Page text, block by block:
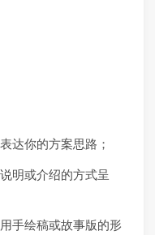
达你的方案思路；
明或介绍的方式呈
手绘稿或故事版的形